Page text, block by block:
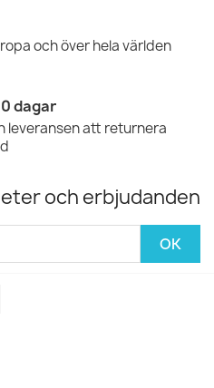
och över hela världen
dagar
leveransen att returnera
och erbjudanden